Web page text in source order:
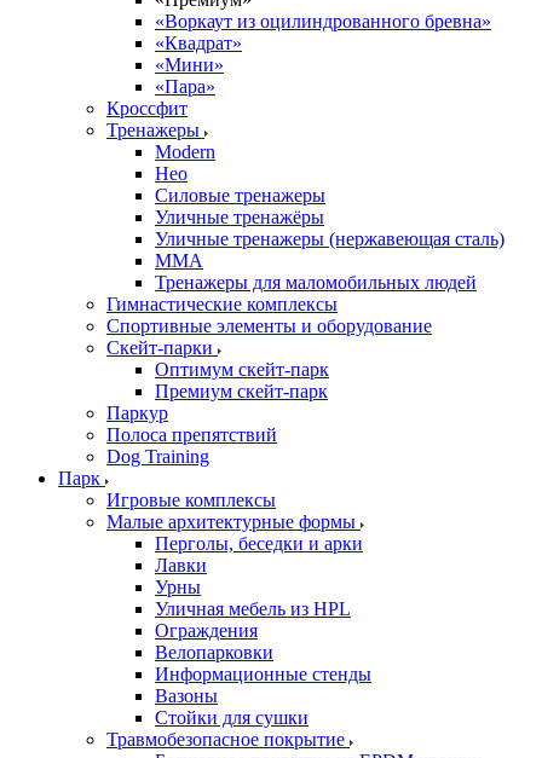
«Воркаут из оцилиндрованного бревна»
«Квадрат»
«Мини»
«Пара»
Кроссфит
Тренажеры
Modern
Нео
Силовые тренажеры
Уличные тренажёры
Уличные тренажеры (нержавеющая сталь)
ММА
Тренажеры для маломобильных людей
Гимнастические комплексы
Спортивные элементы и оборудование
Скейт-парки
Оптимум скейт-парк
Премиум скейт-парк
Паркур
Полоса препятствий
Dog Training
Парк
Игровые комплексы
Малые архитектурные формы
Перголы, беседки и арки
Лавки
Урны
Уличная мебель из HPL
Ограждения
Велопарковки
Информационные стенды
Вазоны
Стойки для сушки
Травмобезопасное покрытие